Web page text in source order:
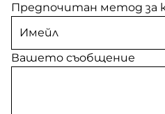
Предпочитан метод за
Вашето съобщение